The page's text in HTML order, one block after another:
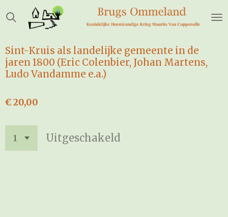
Ga
direct
de
hoofdinhoud
Sint-Kruis als landelijke gemeente in de
jaren 1800 (Eric Colenbier, Johan Martens,
Ludo Vandamme e.a.)
€ 20,00
Uitgeschakeld